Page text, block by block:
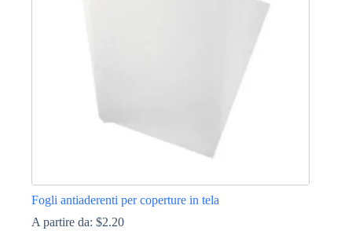
Fogli antiaderenti per coperture in tela
A partire da: $2.20